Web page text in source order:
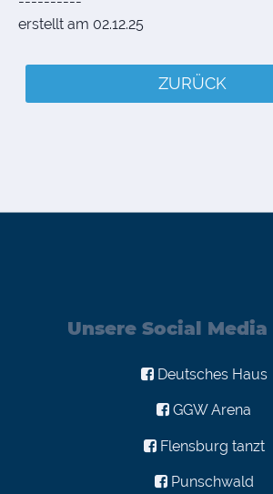
erstellt am 02.12.25
ZURÜCK
Unsere Social Media
Deutsches Haus
GGW Arena
Flensburg tanzt
Punschwald